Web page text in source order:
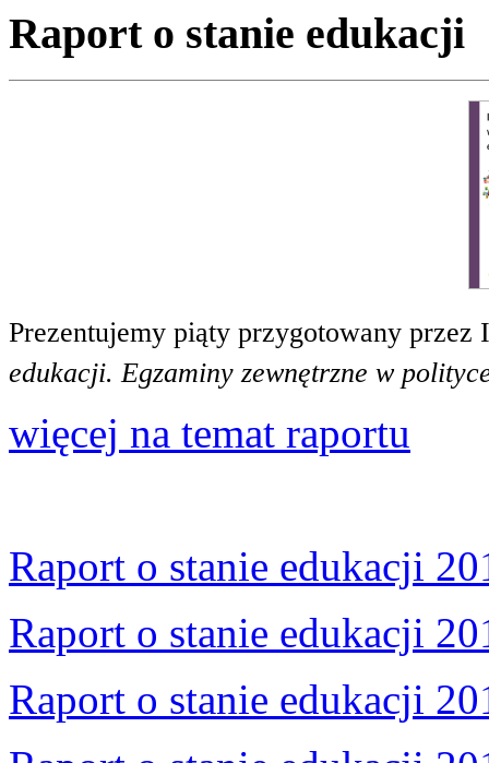
Raport o stanie edukacji
Prezentujemy piąty przygotowany
edukacji. Egzaminy zewnętrzne w
więcej na temat raportu
Raport o stanie edukacji
Raport o stanie edukacji
Raport o stanie edukacji